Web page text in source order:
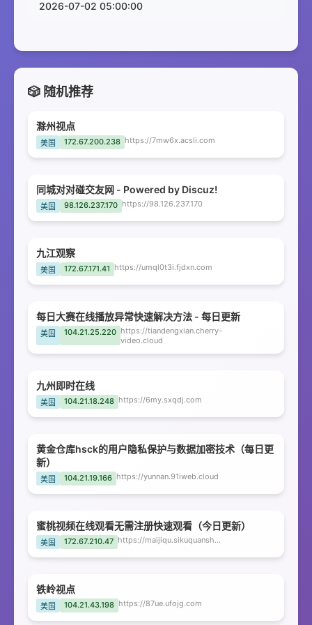
2026-07-02 05:00:00
🎲 随机推荐
滁州视点
美国 172.67.200.238 https://7mw6x.acsli.com
同城对对碰交友网 - Powered by Discuz!
美国 98.126.237.170 https://98.126.237.170
九江观察
美国 172.67.171.41 https://umql0t3i.fjdxn.com
每日大赛在线播放异常快速解决方法 - 每日更新
美国 104.21.25.220 https://tiandengxian.cherry-
video.cloud
九州即时在线
美国 104.21.18.248 https://6my.sxqdj.com
黄金仓库hsck的用户隐私保护与数据加密技术（每日更
新）
美国 104.21.19.166 https://yunnan.91iweb.cloud
蜜桃视频在线观看无需注册快速观看（今日更新）
美国 172.67.210.47 https://maijiqu.sikuquanshu.shop
铁岭视点
美国 104.21.43.198 https://87ue.ufojg.com